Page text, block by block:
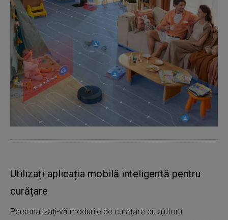
Utilizați aplicația mobilă inteligentă pentru
curățare
Personalizați-vă modurile de curățare cu ajutorul